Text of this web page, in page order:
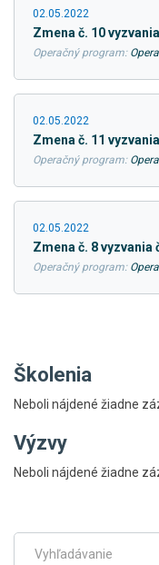
02.05.2022
Zmena č. 10
Operačný program:
02.05.2022
Zmena č. 11
Operačný program:
02.05.2022
Zmena č. 8 vyzvania
Operačný program:
Školenia
Neboli nájdené žiadne
Výzvy
Neboli nájdené žiadne
Fulltextové